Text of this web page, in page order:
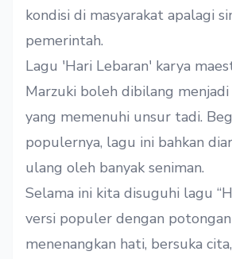
kondisi di masyarakat apalagi
pemerintah.
Lagu 'Hari Lebaran' karya
Marzuki boleh dibilang
yang memenuhi unsur tadi.
populernya, lagu ini bahkan
ulang oleh banyak seniman.
Selama ini kita disuguhi lagu
versi populer dengan
menenangkan hati, bersuka